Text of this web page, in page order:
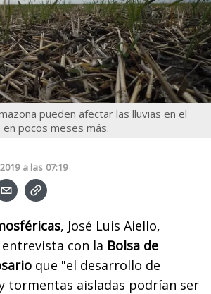
pueden afectar las lluvias en el
pocos meses más.
2019 a las 07:19
, José Luis Aiello,
con la Bolsa de
que "el desarrollo de
tormentas aisladas podrían ser